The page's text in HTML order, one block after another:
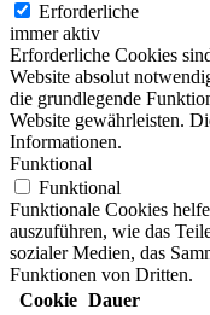
Erforderliche
immer aktiv
Erforderliche Cookies
Website absolut
die grundlegende
Website gewährleisten.
Informationen.
Funktional
Funktional
Funktionale Cookies
auszuführen, wie das
sozialer Medien, das
Funktionen von Dritten.
Cookie Dauer